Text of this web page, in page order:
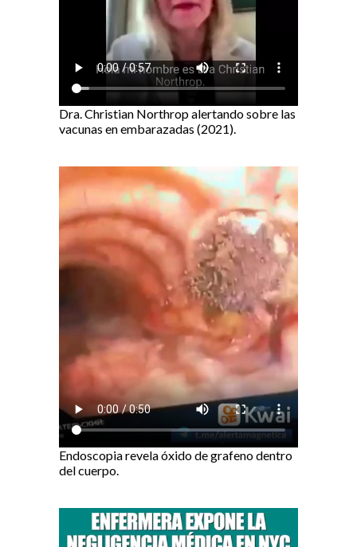
Dra. Christian Northrop alertando sobre las
vacunas en embarazadas (2021).
Endoscopia revela óxido de grafeno dentro
del cuerpo.